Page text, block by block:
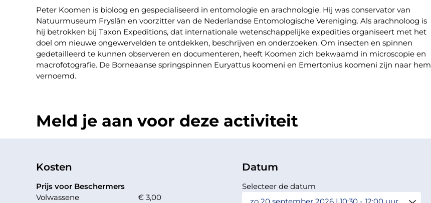
Peter Koomen is bioloog en gespecialiseerd in entomologie en arachnologie. Hij was conservator van
Natuurmuseum Fryslân en voorzitter van de Nederlandse Entomologische Vereniging. Als arachnoloog is
hij betrokken bij Taxon Expeditions, dat internationale wetenschappelijke expedities organiseert met het
doel om nieuwe ongewervelden te ontdekken, beschrijven en onderzoeken. Om insecten en spinnen
gedetailleerd te kunnen observeren en documenteren, heeft Koomen zich bekwaamd in microscopie en
macrofotografie. De Borneaanse springspinnen Euryattus koomeni en Emertonius koomeni zijn naar hem
vernoemd.
Meld je aan voor deze activiteit
Kosten
Prijs voor Beschermers
Volwassene
€ 3,00
Datum
Selecteer de datum